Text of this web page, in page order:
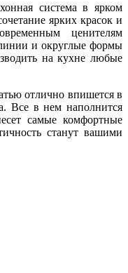
система в ярком
ярких красок и
ценителям
и округлые формы
на кухне любые
отлично впишется в
Все в нем наполнится
самые комфортные
станут вашими